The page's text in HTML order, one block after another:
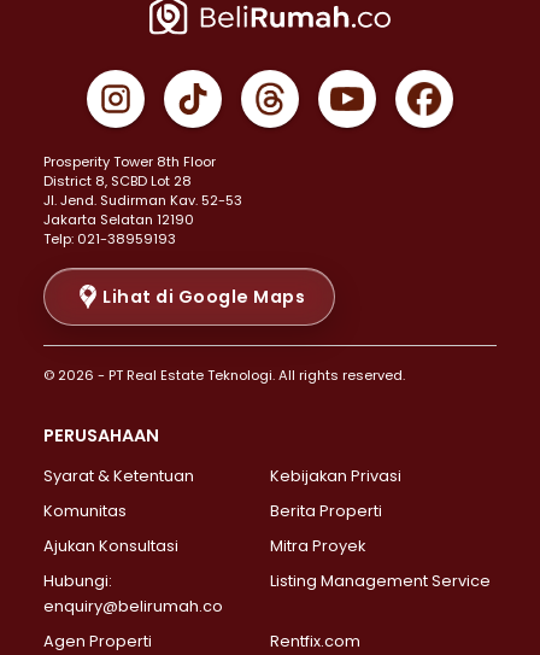
Properti Dijual di Jakarta Pusat >
Properti Dijual di Gambir >
Properti Dijual di Johar Baru >
Properti Dijual di Menteng >
Properti Dijual di Senen >
Properti Dijual di Tanah Abang >
Properti Dijual di Cikini >
Properti Dijual di Kramat >
Properti Dijual di Pasar Baru >
Properti Dijual di Bendungan Hilir >
Properti Dijual di Jakarta Selatan >
Properti Dijual di Lebak Bulus >
Properti Dijual di Gandaria Selatan >
Properti Dijual di Pondok Labu >
Properti Dijual di Lenteng Agung >
Properti Dijual di Senayan >
Properti Dijual di Pondok Pinang >
Prosperity Tower 8th Floor
District 8, SCBD Lot 28
JI. Jend. Sudirman Kav. 52-53
Jakarta Selatan 12190
Telp: 021-38959193
Lihat di Google Maps
© 2026 - PT Real Estate Teknologi. All rights reserved.
PERUSAHAAN
Syarat & Ketentuan
Kebijakan Privasi
Komunitas
Berita Properti
Ajukan Konsultasi
Mitra Proyek
Hubungi:
enquiry@belirumah.co
Listing Management Service
Agen Properti Rentfix.com